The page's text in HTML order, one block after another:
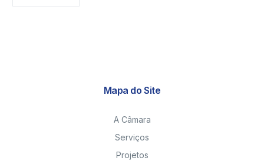
Mapa do Site
A Câmara
Serviços
Projetos